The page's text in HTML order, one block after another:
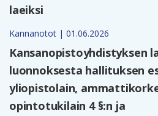
laeiksi
Kannanotot | 01.06.2026
Kansanopistoyhdistyksen
luonnoksesta hallituksen
yliopistolain,
opintotukilain 4 §:n ja